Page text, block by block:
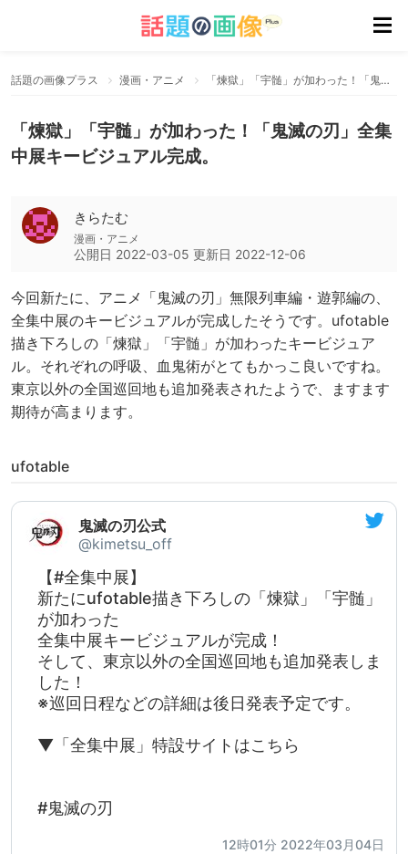
話題の画像プラス 漫画・アニメ 「煉󠄁獄」「宇髄」が加わった！「鬼滅の刃」全集中展キービジュアル完成。
「煉󠄁獄」「宇髄」が加わった！「鬼滅の刃」全集
中展キービジュアル完成。
きらたむ
漫画・アニメ
公開日 2022-03-05 更新日 2022-12-06
今回新たに、アニメ「鬼滅の刃」無限列車編・遊郭編の、
全集中展のキービジュアルが完成したそうです。ufotable
描き下ろしの「煉󠄁獄」「宇髄」が加わったキービジュア
ル。それぞれの呼吸、血鬼術がとてもかっこ良いですね。
東京以外の全国巡回地も追加発表されたようで、ますます
期待が高まります。
ufotable
鬼滅の刃公式
@kimetsu_off
【#全集中展】
新たにufotable描き下ろしの「煉󠄁獄」「宇髄」
が加わった
全集中展キービジュアルが完成！
そして、東京以外の全国巡回地も追加発表しま
した！
※巡回日程などの詳細は後日発表予定です。
▼「全集中展」特設サイトはこちら
#鬼滅の刃
12時01分 2022年03月04日